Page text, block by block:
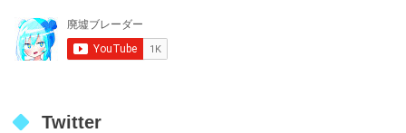
Twitter